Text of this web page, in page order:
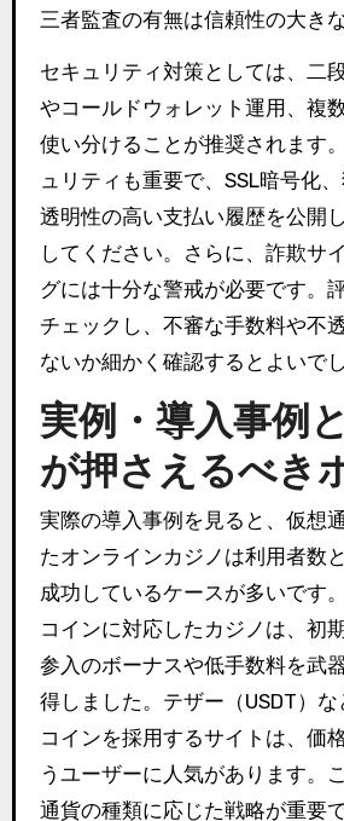
三者監査の有無は信頼性の大き
セキュリティ対策としては、二
やコールドウォレット運用、複
使い分けることが推奨されます
ュリティも重要で、SSL暗号化、
透明性の高い支払い履歴を公開
してください。さらに、詐欺サ
グには十分な警戒が必要です。
チェックし、不審な手数料や不
ないか細かく確認するとよいでし
実例・導入事例
が押さえるべき
実際の導入事例を見ると、仮想
たオンラインカジノは利用者数
成功しているケースが多いです
コインに対応したカジノは、初
参入のボーナスや低手数料を武
得しました。テザー（USDT）
コインを採用するサイトは、価
うユーザーに人気があります。
通貨の種類に応じた戦略が重要